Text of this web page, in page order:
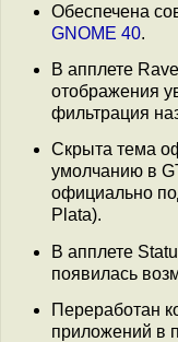
Обеспечена
GNOME 40.
В апплете
отображения
фильтрация
Скрыта тема
умолчанию в
официально
Plata).
В апплете
появилась
Переработан
приложений в